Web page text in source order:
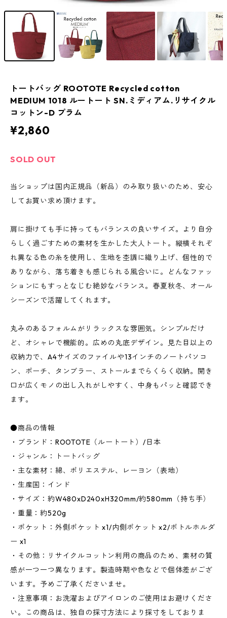
トートバッグ ROOTOTE Recycled cotton
MEDIUM 1018 ルートート SN.ミディアム.リサイクル
コットン-D プラム
¥2,860
SOLD OUT
当ショップは国内正規品（新品）のみ取り扱いのため、安心
してお買い求め頂けます。
肩に掛けても手に持ってもバランスの良いサイズ。より自分
らしく過ごすための素材を生かした大人トート。縦横それぞ
れ異なる色の糸を使用し、生地を杢調に織り上げ、個性的で
ありながら、落ち着きも感じられる風合いに。どんなファッ
ションにもすっとなじむ絶妙なバランス。春夏秋冬、オール
シーズンで活躍してくれます。
丸みのあるフォルムがリラックスな雰囲気。シンプルだけ
ど、オシャレで機能的。広めの丸底デザイン。見た目以上の
収納力で、A4サイズのファイルや13インチのノートパソコ
ン、ポーチ、タンブラー、ストールまでらくらく収納。開き
口が広くモノの出し入れがしやすく、中身もパッと確認でき
ます。
●商品の情報
・ブランド：ROOTOTE（ルートート）/日本
・ジャンル：トートバッグ
・主な素材：綿、ポリエステル、レーヨン（表地）
・生産国：インド
・サイズ：約W480xD240xH320mm/約580mm（持ち手）
・重量：約520g
・ポケット：外側ポケット x1/内側ポケット x2/ボトルホルダ
ー x1
・その他：リサイクルコットン利用の商品のため、素材の質
感が一つ一つ異なります。製造時期や色などで個体差がござ
います。予めご了承くださいませ。
・注意事項：お洗濯およびアイロンのご使用はお避けくださ
い。この商品は、独自の採寸方法により採寸をしておりま